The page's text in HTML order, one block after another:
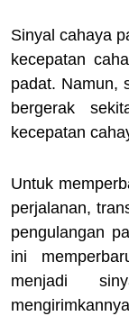
Sinyal cahaya
kecepatan
padat. Namun,
bergerak
kecepatan
Untuk
perjalanan,
pengulangan
ini
menjadi